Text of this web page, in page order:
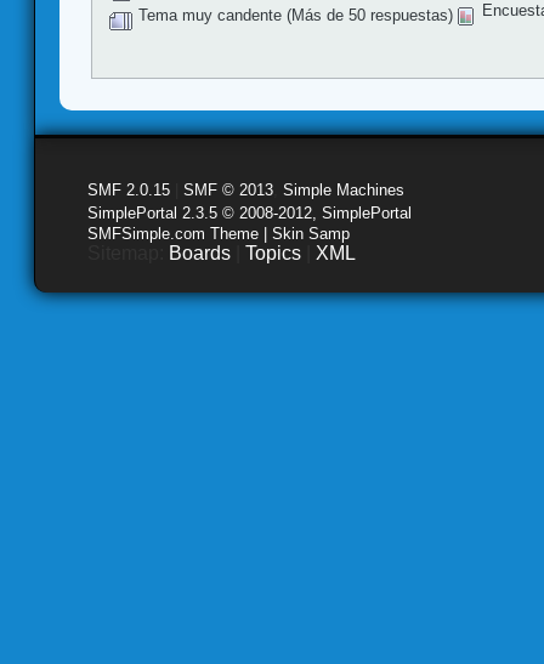
Tema muy candente (Más de 50 respuestas)
SMF 2.0.15 SMF © 2013 Simple Machines
SimplePortal 2.3.5 © 2008-2012, SimplePortal
SMFSimple.com Theme | Skin Samp
Boards Topics XML